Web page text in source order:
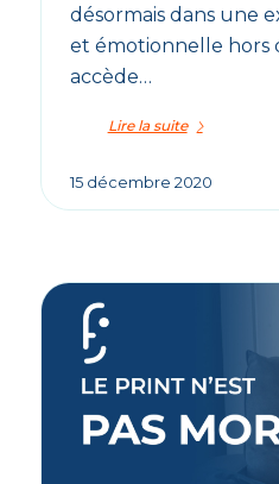
désormais dans une
et émotionnelle hors
accède…
Lire la suite
15 décembre 2020